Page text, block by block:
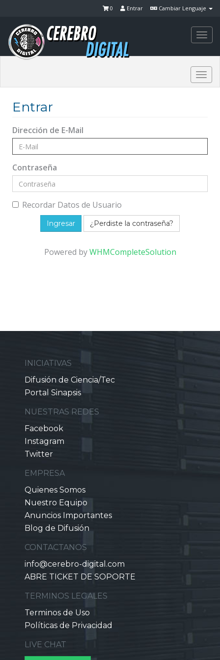
Cambiar Lenguaje
Entrar
0
Entrar
Dirección de E-Mail
Contraseña
Recordar Datos de Usuario
¿Perdiste la contraseña?
Powered byWHMCompleteSolution
INICIATIVAS
Difusión de Ciencia/Tec
Portal Sinapsis
NUESTRAS REDES
Facebook
Instagram
Twitter
EMPRESA
Quienes Somos
Nuestro Equipo
Anuncios Importantes
Blog de Difusión
CONTACTANOS
info@cerebro-digital.com
ABRE TICKET DE SOPORTE
TERMINOS LEGALES
Terminos de Uso
Políticas de Privacidad
LIVE CHAT